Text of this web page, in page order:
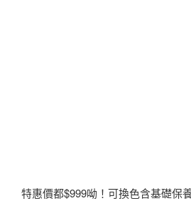
特惠價都$999呦！可換色含基礎保